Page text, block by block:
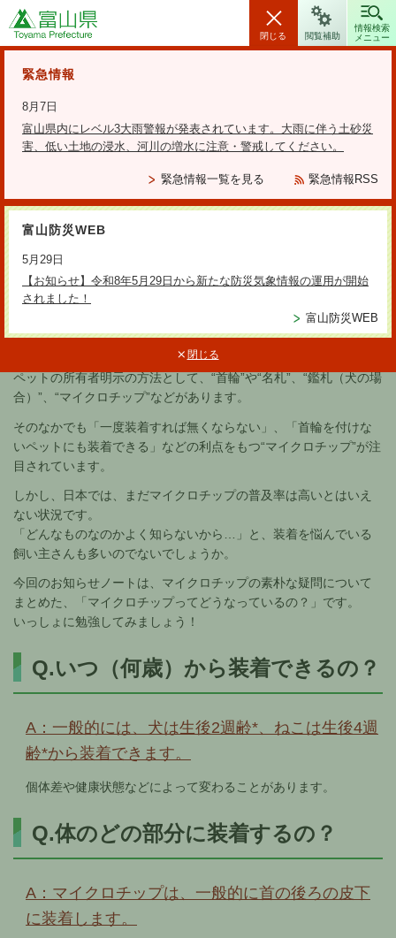
富山県
閉じる 閲覧補助
情報検索
メニュー
緊急情報
8月7日
富山県内にレベル3大雨警報が発表されています。大雨に伴う土砂災
害、低い土地の浸水、河川の増水に注意・警戒してください。
緊急情報一覧を見る 緊急情報RSS
富山防災WEB
5月29日
【お知らせ】令和8年5月29日から新たな防災気象情報の運用が開始
されました！
富山防災WEB
閉じる
テーマから探す
マイクロチップってどんなもの
ペットの所有者明示の方法として、“首輪”や“名札”、“鑑札（犬の場
合）”、“マイクロチップ”などがあります。
そのなかでも「一度装着すれば無くならない」、「首輪を付けな
いペットにも装着できる」などの利点をもつ“マイクロチップ”が注
目されています。
しかし、日本では、まだマイクロチップの普及率は高いとはいえ
ない状況です。
「どんなものなのかよく知らないから…」と、装着を悩んでいる
飼い主さんも多いのでないでしょうか。
今回のお知らせノートは、マイクロチップの素朴な疑問について
まとめた、「マイクロチップってどうなっているの？」です。
いっしょに勉強してみましょう！
Q.いつ（何歳）から装着できるの？
A：一般的には、犬は生後2週齢*、ねこは生後4週
齢*から装着できます。
個体差や健康状態などによって変わることがあります。
Q.体のどの部分に装着するの？
A：マイクロチップは、一般的に首の後ろの皮下
に装着します。